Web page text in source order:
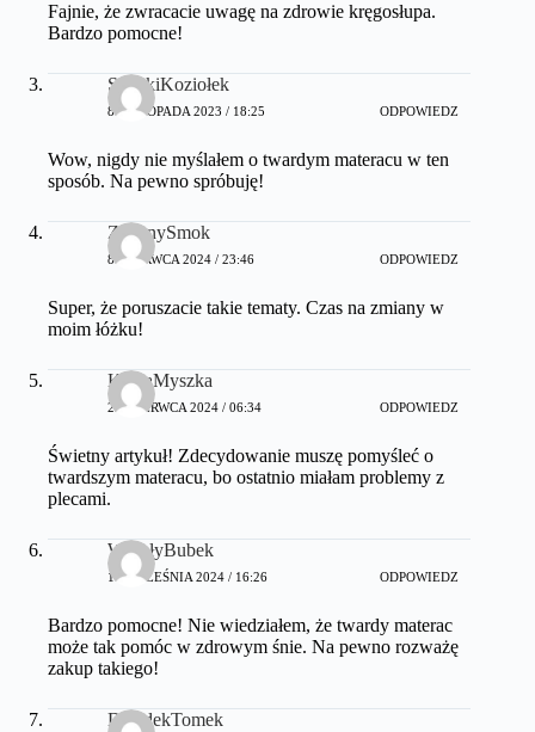
Fajnie, że zwracacie uwagę na zdrowie kręgosłupa.
Bardzo pomocne!
SzybkiKoziołek
8 LISTOPADA 2023 / 18:25 ODPOWIEDZ
Wow, nigdy nie myślałem o twardym materacu w ten
sposób. Na pewno spróbuję!
ZielonySmok
8 CZERWCA 2024 / 23:46 ODPOWIEDZ
Super, że poruszacie takie tematy. Czas na zmiany w
moim łóżku!
KociaMyszka
29 CZERWCA 2024 / 06:34 ODPOWIEDZ
Świetny artykuł! Zdecydowanie muszę pomyśleć o
twardszym materacu, bo ostatnio miałam problemy z
plecami.
WesołyBubek
16 WRZEŚNIA 2024 / 16:26 ODPOWIEDZ
Bardzo pomocne! Nie wiedziałem, że twardy materac
może tak pomóc w zdrowym śnie. Na pewno rozważę
zakup takiego!
DziadekTomek